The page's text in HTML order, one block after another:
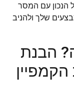
הנכון עם המסר
שלך ולהניב
הבנת
הקמפיין